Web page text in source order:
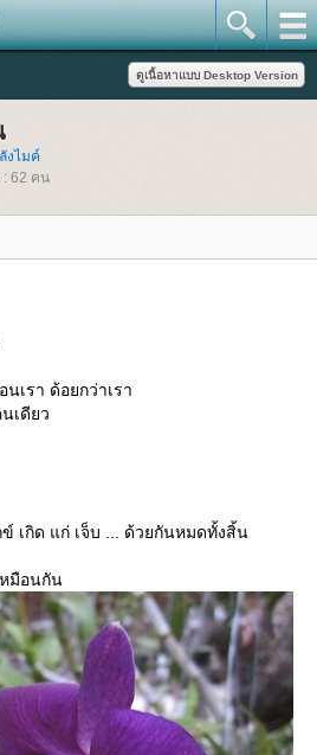
งไมค์
62 คน
นเรา ด้อยกว่าเรา
เดียว
เกิด แก่ เจ็บ ... ด้วยกันหมดทั้งสิ้น
มือนกัน